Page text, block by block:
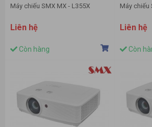
Máy chiếu SMX MX - L355X
Liên hệ
Còn hàng
Máy chiếu
Liên hệ
Còn